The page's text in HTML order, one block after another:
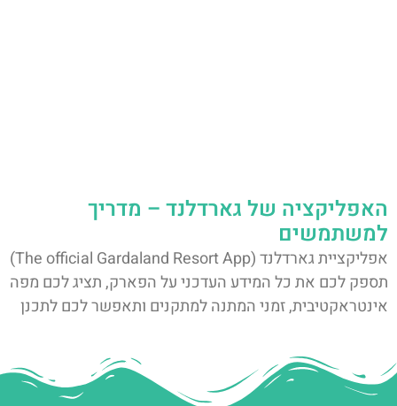
האפליקציה של גארדלנד – מדריך
למשתמשים
אפליקציית גארדלנד (The official Gardaland Resort App)
תספק לכם את כל המידע העדכני על הפארק, תציג לכם מפה
אינטראקטיבית, זמני המתנה למתקנים ותאפשר לכם לתכנן